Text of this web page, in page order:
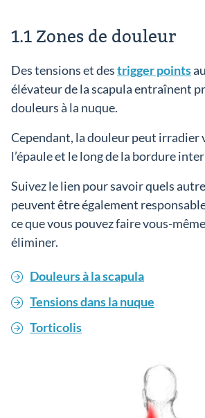
1.1 Zones de douleur
Des tensions et destrigger points
élévateur de la scapula entraînent
douleurs à la nuque.
Cependant, la douleur peut irradier
l’épaule et le long de la bordure
Suivez le lien pour savoir quels
peuvent être également
ce que vous pouvez faire vous-
éliminer.
Douleurs à la scapula
Tensions dans la nuque
Torticolis